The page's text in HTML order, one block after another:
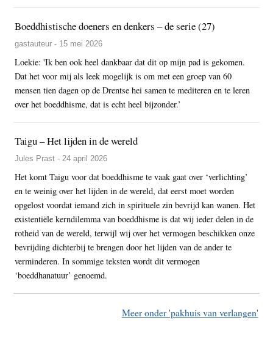
Boeddhistische doeners en denkers – de serie (27)
gastauteur - 15 mei 2026
Loekie: 'Ik ben ook heel dankbaar dat dit op mijn pad is gekomen.
Dat het voor mij als leek mogelijk is om met een groep van 60
mensen tien dagen op de Drentse hei samen te mediteren en te leren
over het boeddhisme, dat is echt heel bijzonder.’
Taigu – Het lijden in de wereld
Jules Prast - 24 april 2026
Het komt Taigu voor dat boeddhisme te vaak gaat over ‘verlichting’
en te weinig over het lijden in de wereld, dat eerst moet worden
opgelost voordat iemand zich in spirituele zin bevrijd kan wanen. Het
existentiële kerndilemma van boeddhisme is dat wij ieder delen in de
rotheid van de wereld, terwijl wij over het vermogen beschikken onze
bevrijding dichterbij te brengen door het lijden van de ander te
verminderen. In sommige teksten wordt dit vermogen
‘boeddhanatuur’ genoemd.
Meer onder 'pakhuis van verlangen'